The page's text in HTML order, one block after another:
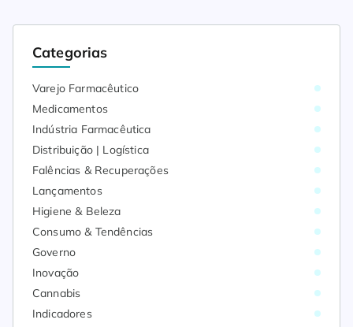
Categorias
Varejo Farmacêutico
Medicamentos
Indústria Farmacêutica
Distribuição | Logística
Falências & Recuperações
Lançamentos
Higiene & Beleza
Consumo & Tendências
Governo
Inovação
Cannabis
Indicadores